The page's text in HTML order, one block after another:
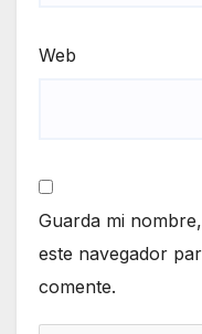
Web
Guarda mi
este navegador
comente.